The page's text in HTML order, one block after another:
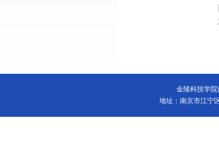
商学院
金陵科技学院
地址：南京市江宁